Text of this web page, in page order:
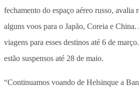
fechamento do espaço aéreo russo, avalia
alguns voos para o Japão, Coreia e
viagens para esses destinos até 6 de
estão suspensos até 28 de maio.
“Continuamos voando de Helsinque a